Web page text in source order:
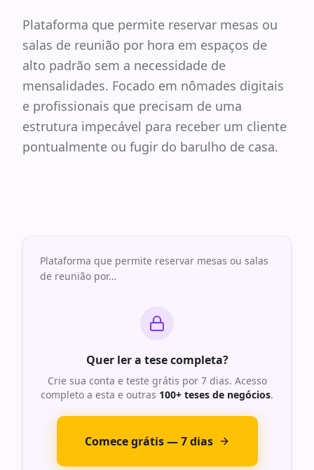
Plataforma que permite reservar mesas ou
salas de reunião por hora em espaços de
alto padrão sem a necessidade de
mensalidades. Focado em nômades digitais
e profissionais que precisam de uma
estrutura impecável para receber um cliente
pontualmente ou fugir do barulho de casa.
Plataforma que permite reservar mesas ou salas
de reunião por…
Quer ler a tese completa?
Crie sua conta e teste grátis por 7 dias. Acesso
completo a esta e outras 100+ teses de negócios.
Comece grátis — 7 dias